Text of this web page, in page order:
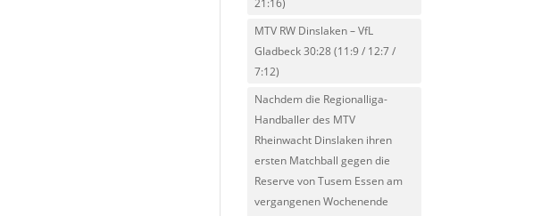
21:16)
MTV RW Dinslaken – VfL
Gladbeck 30:28 (11:9 / 12:7 /
7:12)
Nachdem die Regionalliga-
Handballer des MTV
Rheinwacht Dinslaken ihren
ersten Matchball gegen die
Reserve von Tusem Essen am
vergangenen Wochenende